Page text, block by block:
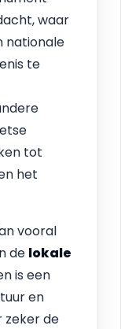
waar
nationale
te
tot
het
vooral
de lokale
is een
en
zeker de